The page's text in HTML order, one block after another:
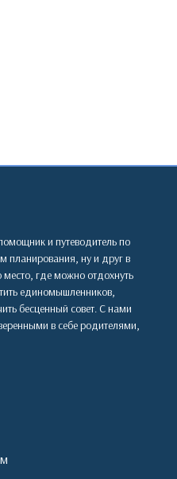
и путеводитель по
планирования, ну и друг в
место, где можно отдохнуть
единомышленников,
бесценный совет. С нами
в себе родителями,